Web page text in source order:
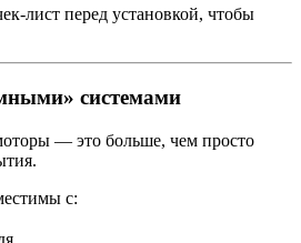
лист перед установкой, чтобы
системами
— это больше, чем просто
с: